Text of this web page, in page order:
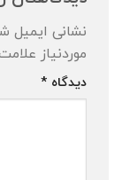
نشانی ایمیل
موردنیاز
دیدگاه *